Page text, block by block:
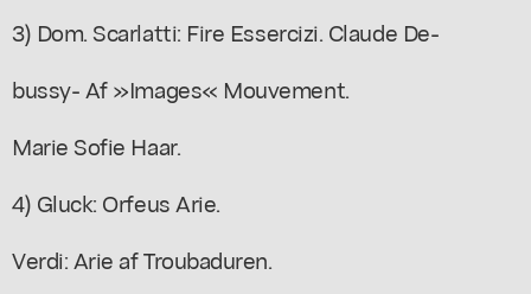
3) Dom. Scarlatti: Fire Essercizi. Claude De-
bussy- Af »Images« Mouvement.
Marie Sofie Haar.
4) Gluck: Orfeus Arie.
Verdi: Arie af Troubaduren.